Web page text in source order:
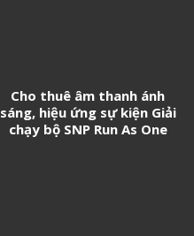
Cho thuê âm thanh ánh
sáng, hiệu ứng sự kiện Giải
chạy bộ SNP Run As One